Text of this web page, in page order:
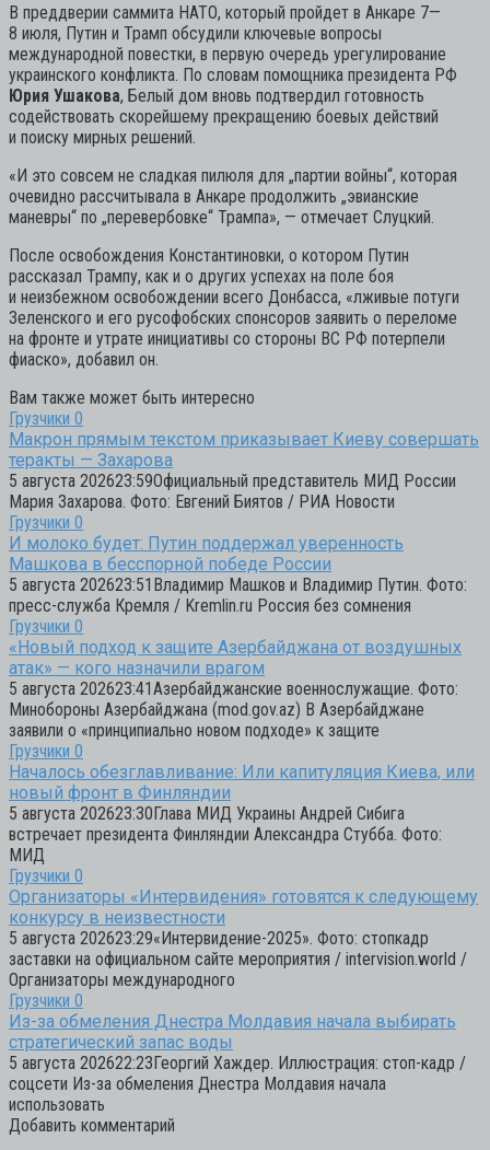
В преддверии саммита НАТО, который пройдет в Анкаре 7—
8 июля, Путин и Трамп обсудили ключевые вопросы
международной повестки, в первую очередь урегулирование
украинского конфликта. По словам помощника президента РФ
Юрия Ушакова, Белый дом вновь подтвердил готовность
содействовать скорейшему прекращению боевых действий
и поиску мирных решений.
«И это совсем не сладкая пилюля для „партии войны“, которая
очевидно рассчитывала в Анкаре продолжить „эвианские
маневры“ по „перевербовке“ Трампа», — отмечает Слуцкий.
После освобождения Константиновки, о котором Путин
рассказал Трампу, как и о других успехах на поле боя
и неизбежном освобождении всего Донбасса, «лживые потуги
Зеленского и его русофобских спонсоров заявить о переломе
на фронте и утрате инициативы со стороны ВС РФ потерпели
фиаско», добавил он.
Вам также может быть интересно
Грузчики 0
Макрон прямым текстом приказывает Киеву совершать
теракты — Захарова
5 августа 202623:59Официальный представитель МИД России
Мария Захарова. Фото: Евгений Биятов / РИА Новости
Грузчики 0
И молоко будет: Путин поддержал уверенность
Машкова в бесспорной победе России
5 августа 202623:51Владимир Машков и Владимир Путин. Фото:
пресс-служба Кремля / Kremlin.ru Россия без сомнения
Грузчики 0
«Новый подход к защите Азербайджана от воздушных
атак» — кого назначили врагом
5 августа 202623:41Азербайджанские военнослужащие. Фото:
Минобороны Азербайджана (mod.gov.az) В Азербайджане
заявили о «принципиально новом подходе» к защите
Грузчики 0
Началось обезглавливание: Или капитуляция Киева, или
новый фронт в Финляндии
5 августа 202623:30Глава МИД Украины Андрей Сибига
встречает президента Финляндии Александра Стубба. Фото:
МИД
Грузчики 0
Организаторы «Интервидения» готовятся к следующему
конкурсу в неизвестности
5 августа 202623:29«Интервидение-2025». Фото: стопкадр
заставки на официальном сайте мероприятия / intervision.world /
Организаторы международного
Грузчики 0
Из-за обмеления Днестра Молдавия начала выбирать
стратегический запас воды
5 августа 202622:23Георгий Хаждер. Иллюстрация: стоп-кадр /
соцсети Из-за обмеления Днестра Молдавия начала
использовать
Добавить комментарий